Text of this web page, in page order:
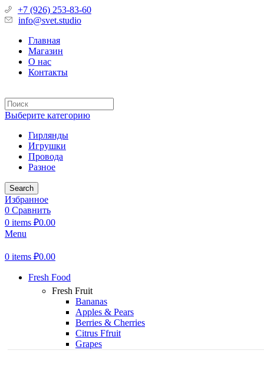
+7 (926) 253-83-60
info@svet.studio
Главная
Магазин
О нас
Контакты
Выберите категорию
Гирлянды
Игрушки
Провода
Разное
Search
Избранное
0 Сравнить
0 items ₽0.00
Menu
0 items ₽0.00
Fresh Food
Fresh Fruit
Bananas
Apples & Pears
Berries & Cherries
Citrus Ffruit
Grapes